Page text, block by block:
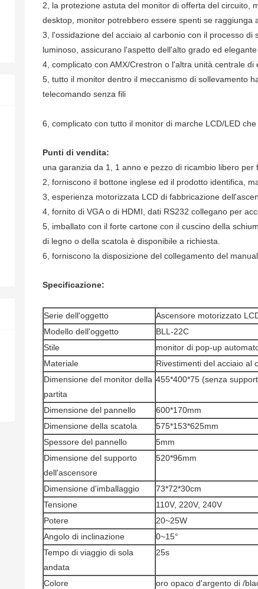
2, la protezione astuta del monitor di offerta del circuito,
desktop, monitor potrebbero essere spenti se raggiunga
3, l'ossidazione del acciaio al carbonio con il processo
luminoso, assicurano l'aspetto dell'alto grado ed elegante
4, complicato con AMX/Crestron o l'altra unità centrale di
5, tutto il monitor dentro il meccanismo di sollevamento
telecomando senza fili
6, complicato con tutto il monitor di marche LCD/LED
Punti di vendita:
una garanzia da 1, 1 anno e pezzo di ricambio libero
2, forniscono il bottone inglese ed il prodotto identifica,
3, esperienza motorizzata LCD di fabbricazione
4, fornito di VGA o di HDMI, dati RS232 collegano per
5, imballato con il forte cartone con il cuscino della
di legno o della scatola è disponibile a richiesta.
6, forniscono la disposizione del collegamento del
Specificazione:
Serie dell'oggetto
Ascensore motorizzato
Modello dell'oggetto
BLL-22C
Stile
monitor di pop-up
Materiale
Rivestimenti del acciaio al
Dimensione del monitor della
partita
455*400*75 (senza
Dimensione del pannello
600*170mm
Dimensione della scatola
575*153*625mm
Spessore del pannello
5mm
Dimensione del supporto
dell'ascensore
520*96mm
Dimensione d'imballaggio
73*72*30cm
Tensione
110V, 220V, 240V
Potere
20~25W
Angolo di inclinazione
0~15°
Tempo di viaggio di sola
andata
25s
Colore
oro opaco d'argento di /